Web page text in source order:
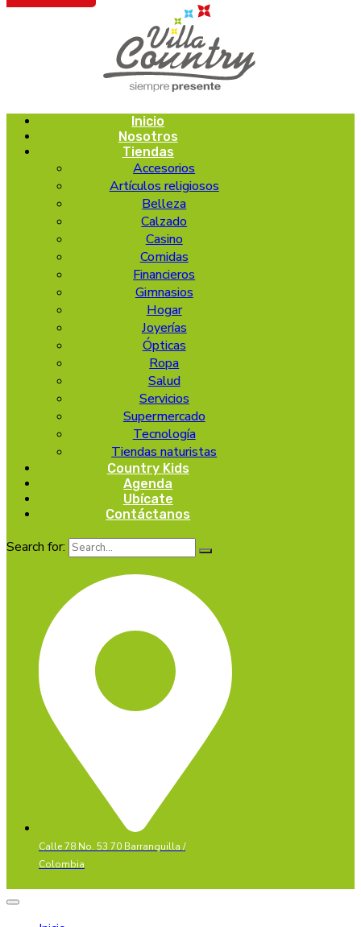
Inicio
Nosotros
Tiendas
Accesorios
Artículos religiosos
Belleza
Calzado
Casino
Comidas
Financieros
Gimnasios
Hogar
Joyerías
Ópticas
Ropa
Salud
Servicios
Supermercado
Tecnología
Tiendas naturistas
Country Kids
Agenda
Ubícate
Contáctanos
Search for:
Calle 78 No. 53 70 Barranquilla /
Colombia